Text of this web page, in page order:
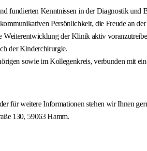
fundierten Kenntnissen in der Diagnostik und
Persönlichkeit, die Freude an
Weiterentwicklung der Klinik aktiv
der Kinderchirurgie.
sowie im Kollegenkreis, verbunden mit
für weitere Informationen stehen wir Ihnen
130, 59063 Hamm.